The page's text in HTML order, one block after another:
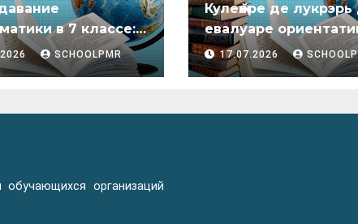
в 7 классе:
пособие
SCHOOLPMR
Кулеӂере де лукрэрь
евалуаре
лимба
пентру елевий
организациилор де
17.07.2026
организаций